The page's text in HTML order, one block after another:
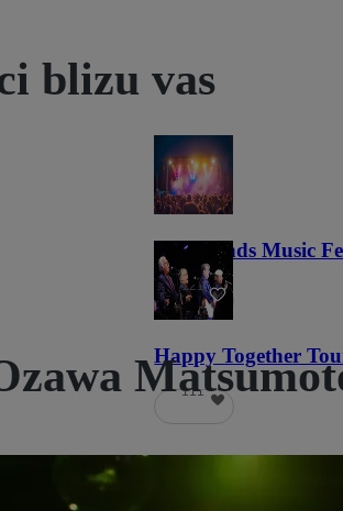
blizu vas
Lost Lands Music
121
Happy Together
111